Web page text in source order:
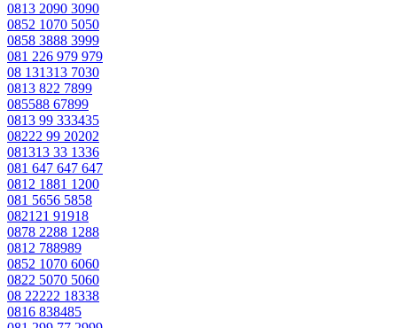
0813 2090 3090
0852 1070 5050
0858 3888 3999
081 226 979 979
08 131313 7030
0813 822 7899
085588 67899
0813 99 333435
08222 99 20202
081313 33 1336
081 647 647 647
0812 1881 1200
081 5656 5858
082121 91918
0878 2288 1288
0812 788989
0852 1070 6060
0822 5070 5060
08 22222 18338
0816 838485